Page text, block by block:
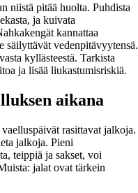
niistä pitää huolta. Puhdista
ja kuivata
kannattaa
säilyttävät vedenpitävyytensä.
kyllästeestä. Tarkista
ja lisää liukastumisriskiä.
aikana
rasittavat jalkoja.
jalkoja. Pieni
teippiä ja sakset, voi
jalat ovat tärkein